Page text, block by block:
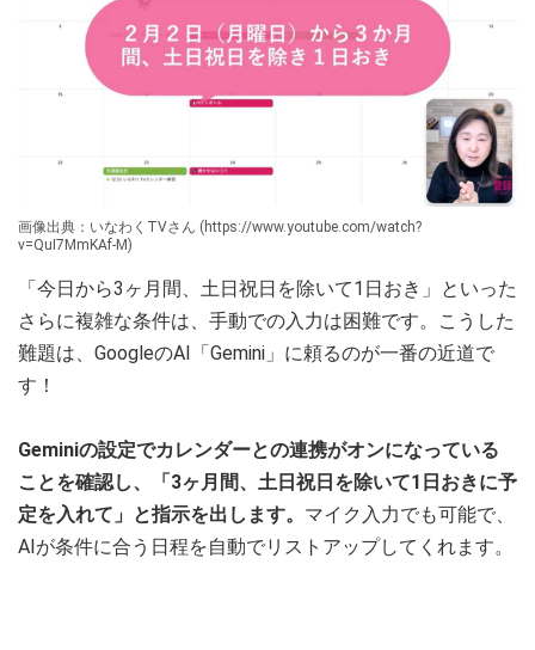
画像出典：いなわくTVさん (https://www.youtube.com/watch?
v=QuI7MmKAf-M)
「今日から3ヶ月間、土日祝日を除いて1日おき」といった
さらに複雑な条件は、手動での入力は困難です。こうした
難題は、GoogleのAI「Gemini」に頼るのが一番の近道で
す！
Geminiの設定でカレンダーとの連携がオンになっている
ことを確認し、「3ヶ月間、土日祝日を除いて1日おきに予
定を入れて」と指示を出します。 マイク入力でも可能で、
AIが条件に合う日程を自動でリストアップしてくれます。